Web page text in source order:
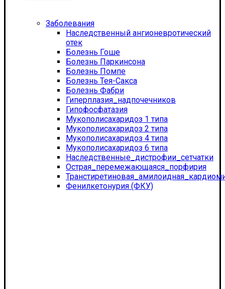
Заболевания
Наследственный ангионевротический
отек
Болезнь Гоше
Болезнь Паркинсона
Болезнь Помпе
Болезнь Тея-Сакса
Болезнь Фабри
Гиперплазия_надпочечников
Гипофосфатазия
Мукополисахаридоз 1 типа
Мукополисахаридоз 2 типа
Мукополисахаридоз 4 типа
Мукополисахаридоз 6 типа
Наследственные_дистрофии_сетчатки
Острая_перемежающаяся_порфирия
Фенилкетонурия (ФКУ)